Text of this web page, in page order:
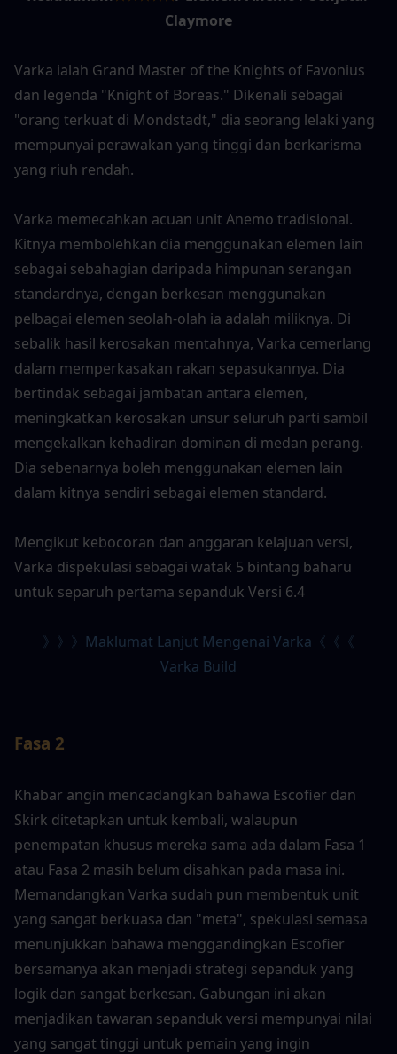
Claymore
Varka ialah Grand Master of the Knights of Favonius
dan legenda "Knight of Boreas." Dikenali sebagai
"orang terkuat di Mondstadt," dia seorang lelaki yang
mempunyai perawakan yang tinggi dan berkarisma
yang riuh rendah.
Varka memecahkan acuan unit Anemo tradisional.
Kitnya membolehkan dia menggunakan elemen lain
sebagai sebahagian daripada himpunan serangan
standardnya, dengan berkesan menggunakan
pelbagai elemen seolah-olah ia adalah miliknya. Di
sebalik hasil kerosakan mentahnya, Varka cemerlang
dalam memperkasakan rakan sepasukannya. Dia
bertindak sebagai jambatan antara elemen,
meningkatkan kerosakan unsur seluruh parti sambil
mengekalkan kehadiran dominan di medan perang.
Dia sebenarnya boleh menggunakan elemen lain
dalam kitnya sendiri sebagai elemen standard.
Mengikut kebocoran dan anggaran kelajuan versi,
Varka dispekulasi sebagai watak 5 bintang baharu
untuk separuh pertama sepanduk Versi 6.4
》》》Maklumat Lanjut Mengenai Varka《《《
Varka Build
Fasa 2
Khabar angin mencadangkan bahawa Escofier dan
Skirk ditetapkan untuk kembali, walaupun
penempatan khusus mereka sama ada dalam Fasa 1
atau Fasa 2 masih belum disahkan pada masa ini.
Memandangkan Varka sudah pun membentuk unit
yang sangat berkuasa dan "meta", spekulasi semasa
menunjukkan bahawa menggandingkan Escofier
bersamanya akan menjadi strategi sepanduk yang
logik dan sangat berkesan. Gabungan ini akan
menjadikan tawaran sepanduk versi mempunyai nilai
yang sangat tinggi untuk pemain yang ingin